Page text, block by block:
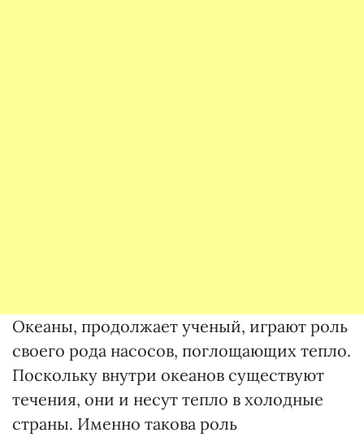
Океаны, продолжает ученый, играют роль
своего рода насосов, поглощающих тепло.
Поскольку внутри океанов существуют
течения, они и несут тепло в холодные
страны. Именно такова роль